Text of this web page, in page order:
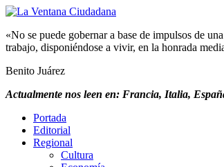
«No se puede gobernar a base de impulsos de
trabajo, disponiéndose a vivir, en la honrada
Benito Juárez
Actualmente nos leen en: Francia, Italia,
Portada
Editorial
Regional
Cultura